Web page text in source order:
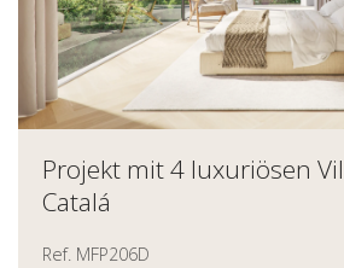
Projekt mit 4 luxuriösen
Catalá
Ref. MFP206D